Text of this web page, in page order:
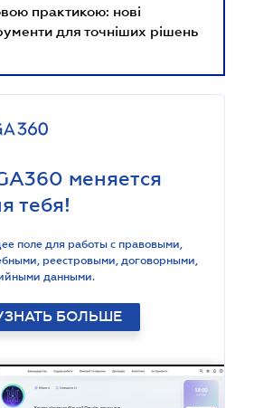
практикою: нові
для точніших рішень
меняется
тебя!
поле для работы с правовыми,
реестровыми, договорными,
данными.
БОЛЬШЕ